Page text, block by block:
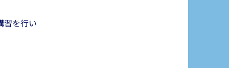
習を行い